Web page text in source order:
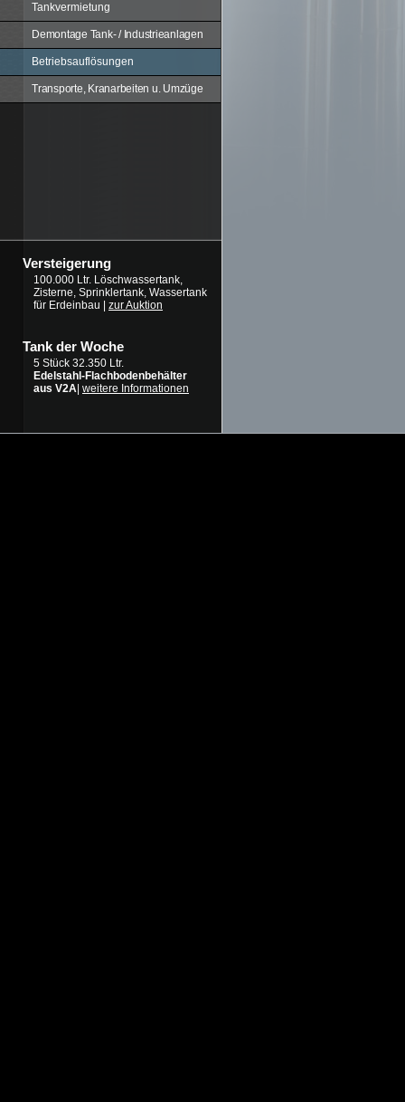
Tankvermietung
Demontage Tank- / Industrieanlagen
Betriebsauflösungen
Transporte, Kranarbeiten u. Umzüge
Versteigerung
100.000 Ltr. Löschwassertank,
Zisterne, Sprinklertank, Wassertank
für Erdeinbau | zur Auktion
Tank der Woche
5 Stück 32.350 Ltr.
Edelstahl-Flachbodenbehälter
aus V2A weitere Informationen